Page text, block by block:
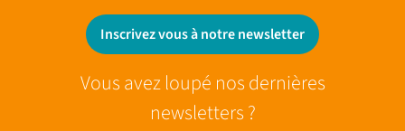
Inscrivez vous à notre newsletter
Vous avez loupé nos dernières
newsletters ?